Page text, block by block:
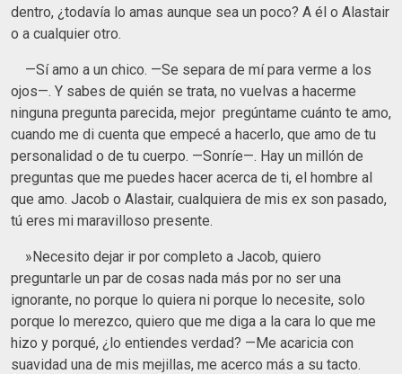
dentro, ¿todavía lo amas aunque sea un poco? A él o Alastair
o a cualquier otro.
—Sí amo a un chico. —Se separa de mí para verme a los
ojos—. Y sabes de quién se trata, no vuelvas a hacerme
ninguna pregunta parecida, mejor pregúntame cuánto te amo,
cuando me di cuenta que empecé a hacerlo, que amo de tu
personalidad o de tu cuerpo. —Sonríe—. Hay un millón de
preguntas que me puedes hacer acerca de ti, el hombre al
que amo. Jacob o Alastair, cualquiera de mis ex son pasado,
tú eres mi maravilloso presente.
»Necesito dejar ir por completo a Jacob, quiero
preguntarle un par de cosas nada más por no ser una
ignorante, no porque lo quiera ni porque lo necesite, solo
porque lo merezco, quiero que me diga a la cara lo que me
hizo y porqué, ¿lo entiendes verdad? —Me acaricia con
suavidad una de mis mejillas, me acerco más a su tacto.